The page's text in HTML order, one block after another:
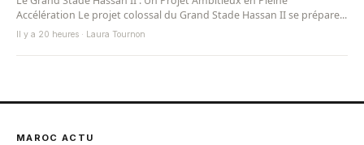
Accélération Le projet colossal du Grand Stade Hassan II se prépare...
Il y a 20 heures · Laura Tournon
MAROC ACTU